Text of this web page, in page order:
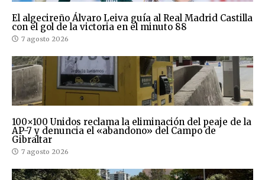
El algecireño Álvaro Leiva guía al Real Madrid Castilla
con el gol de la victoria en el minuto 88
7 agosto 2026
100×100 Unidos reclama la eliminación del peaje de la
AP-7 y denuncia el «abandono» del Campo de
Gibraltar
7 agosto 2026